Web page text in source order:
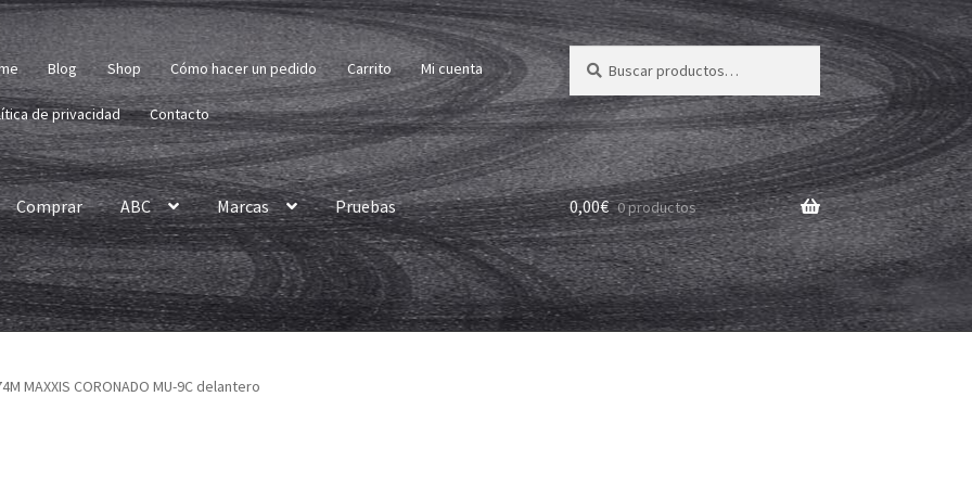
Blog Shop Cómo hacer un pedido Carrito Mi cuenta
de privacidad Contacto
Buscar
por:
Buscar
Comprar ABC Marcas Pruebas 0,00€ 0 productos
MAXXIS CORONADO MU-9C delantero